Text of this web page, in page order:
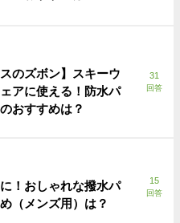
のズボン】スキーウ
アに使える！防水パ
おすすめは？
31
回答
！おしゃれな撥水パ
（メンズ用）は？
15
回答